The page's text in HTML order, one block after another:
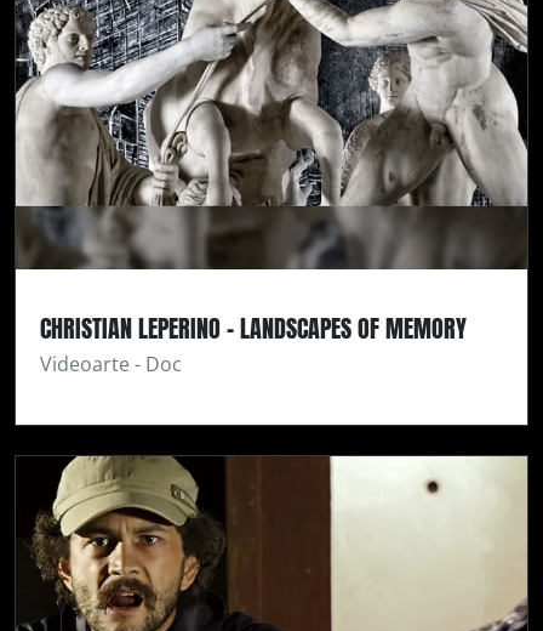
CHRISTIAN LEPERINO - LANDSCAPES OF MEMORY
Videoarte - Doc